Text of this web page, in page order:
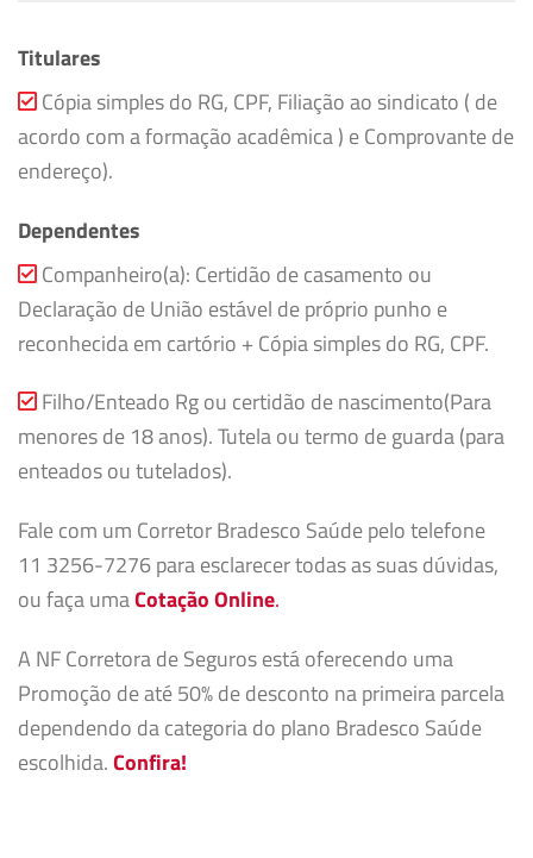
Titulares
Cópia simples do RG, CPF, Filiação ao sindicato ( de
acordo com a formação acadêmica ) e Comprovante de
endereço).
Dependentes
Companheiro(a): Certidão de casamento ou
Declaração de União estável de próprio punho e
reconhecida em cartório + Cópia simples do RG, CPF.
Filho/Enteado Rg ou certidão de nascimento(Para
menores de 18 anos). Tutela ou termo de guarda (para
enteados ou tutelados).
Fale com um Corretor Bradesco Saúde pelo telefone
11 3256-7276 para esclarecer todas as suas dúvidas,
ou faça umaCotação Online.
A NF Corretora de Seguros está oferecendo uma
Promoção de até 50% de desconto na primeira parcela
dependendo da categoria do plano Bradesco Saúde
escolhida.Confira!